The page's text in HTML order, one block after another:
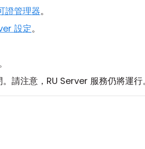
證管理器。
設定。
請注意，RU Server 服務仍將運行。